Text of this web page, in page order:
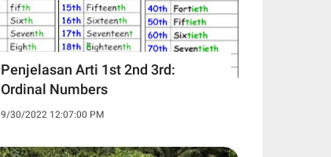
Penjelasan Arti 1st 2nd 3rd:
Ordinal Numbers
9/30/2022 12:07:00 PM